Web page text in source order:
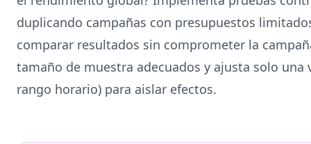
duplicando campañas con presupuestos
comparar resultados sin comprometer la
tamaño de muestra adecuados y ajusta solo una
rango horario) para aislar efectos.